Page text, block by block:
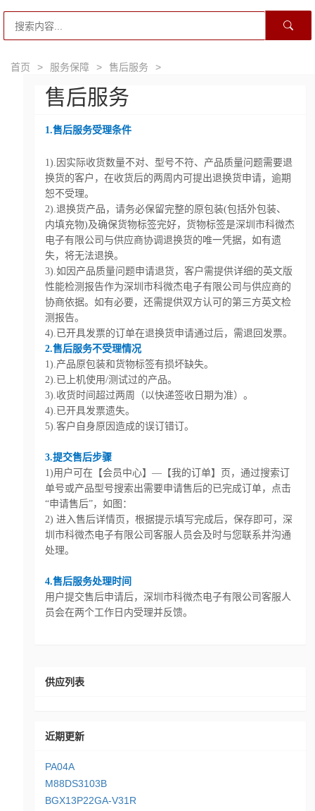
首页 > 服务保障 > 售后服务 >
售后服务
1.售后服务受理条件
1).因实际收货数量不对、型号不符、产品质量问题需要退
换货的客户，在收货后的两周内可提出退换货申请，逾期
恕不受理。
2).退换货产品，请务必保留完整的原包装(包括外包装、
内填充物)及确保货物标签完好，货物标签是深圳市科微杰
电子有限公司与供应商协调退换货的唯一凭据，如有遗
失，将无法退换。
3).如因产品质量问题申请退货，客户需提供详细的英文版
性能检测报告作为深圳市科微杰电子有限公司与供应商的
协商依据。如有必要，还需提供双方认可的第三方英文检
测报告。
4).已开具发票的订单在退换货申请通过后，需退回发票。
2.售后服务不受理情况
1).产品原包装和货物标签有损坏缺失。
2).已上机使用/测试过的产品。
3).收货时间超过两周（以快递签收日期为准）。
4).已开具发票遗失。
5).客户自身原因造成的误订错订。
3.提交售后步骤
1)用户可在【会员中心】—【我的订单】页，通过搜索订
单号或产品型号搜索出需要申请售后的已完成订单，点击
“申请售后”，如图：
2) 进入售后详情页，根据提示填写完成后，保存即可，深
圳市科微杰电子有限公司客服人员会及时与您联系并沟通
处理。
4.售后服务处理时间
用户提交售后申请后，深圳市科微杰电子有限公司客服人
员会在两个工作日内受理并反馈。
供应列表
近期更新
PA04A
M88DS3103B
BGX13P22GA-V31R